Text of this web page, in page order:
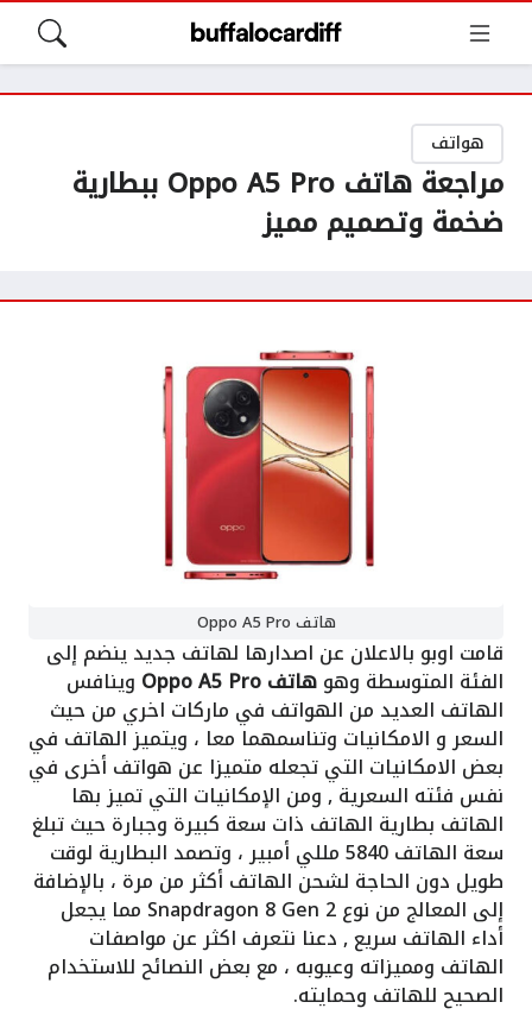
هواتف
مراجعة هاتف Oppo A5 Pro ببطارية
ضخمة وتصميم مميز
هاتف Oppo A5 Pro
قامت اوبو بالاعلان عن اصدارها لهاتف جديد ينضم إلى
الفئة المتوسطة وهوهاتف Oppo A5 Pro وينافس
الهاتف العديد من الهواتف في ماركات اخري من حيث
السعر و الامكانيات وتناسمهما معا ، ويتميز الهاتف في
بعض الامكانيات التي تجعله متميزا عن هواتف أخرى في
نفس فئته السعرية , ومن الإمكانيات التي تميز بها
الهاتف بطارية الهاتف ذات سعة كبيرة وجبارة حيث تبلغ
سعة الهاتف 5840 مللي أمبير ، وتصمد البطارية لوقت
طويل دون الحاجة لشحن الهاتف أكثر من مرة ، بالإضافة
إلى المعالج من نوع Snapdragon 8 Gen 2 مما يجعل
أداء الهاتف سريع , دعنا نتعرف اكثر عن مواصفات
الهاتف ومميزاته وعيوبه ، مع بعض النصائح للاستخدام
الصحيح للهاتف وحمايته.